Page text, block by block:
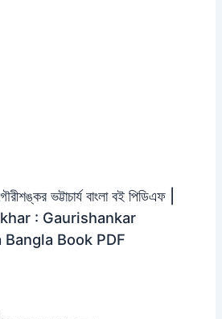
ভট্টাচার্য বাংলা বই পিডিএফ |
: Gaurishankar
Book PDF